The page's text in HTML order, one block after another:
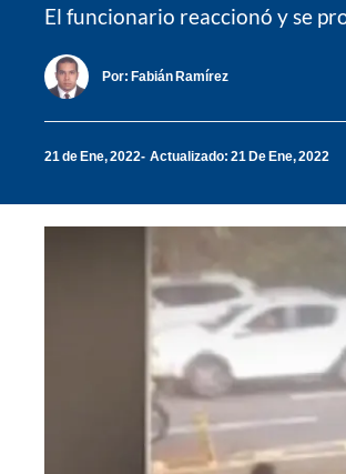
El funcionario reaccionó y se
Por: Fabián Ramírez
21 de Ene, 2022 Actualizado: 21 De Ene, 2022